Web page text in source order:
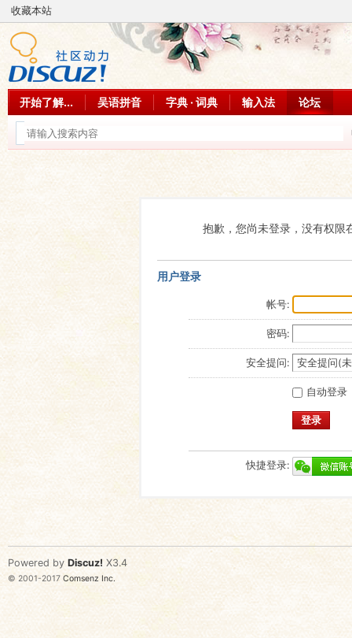
收藏本站
开始了解... 吴语拼音 字典 · 词典 输入法 论坛
抱歉，您尚未登录，没有权限
用户登录
帐号:
密码:
安全提问:
自动登录
登录
快捷登录:
Powered by Discuz! X3.4
© 2001-2017 Comsenz Inc.